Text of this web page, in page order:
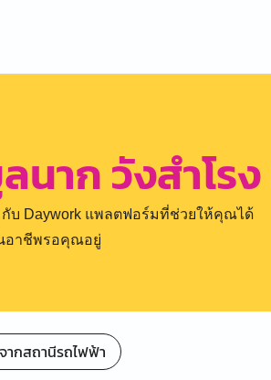
นาก วังสำโรง
Daywork แพลตฟอร์มที่ช่วยให้คุณได้
นอาชีพรอคุณอยู่
ากสถานีรถไฟฟ้า